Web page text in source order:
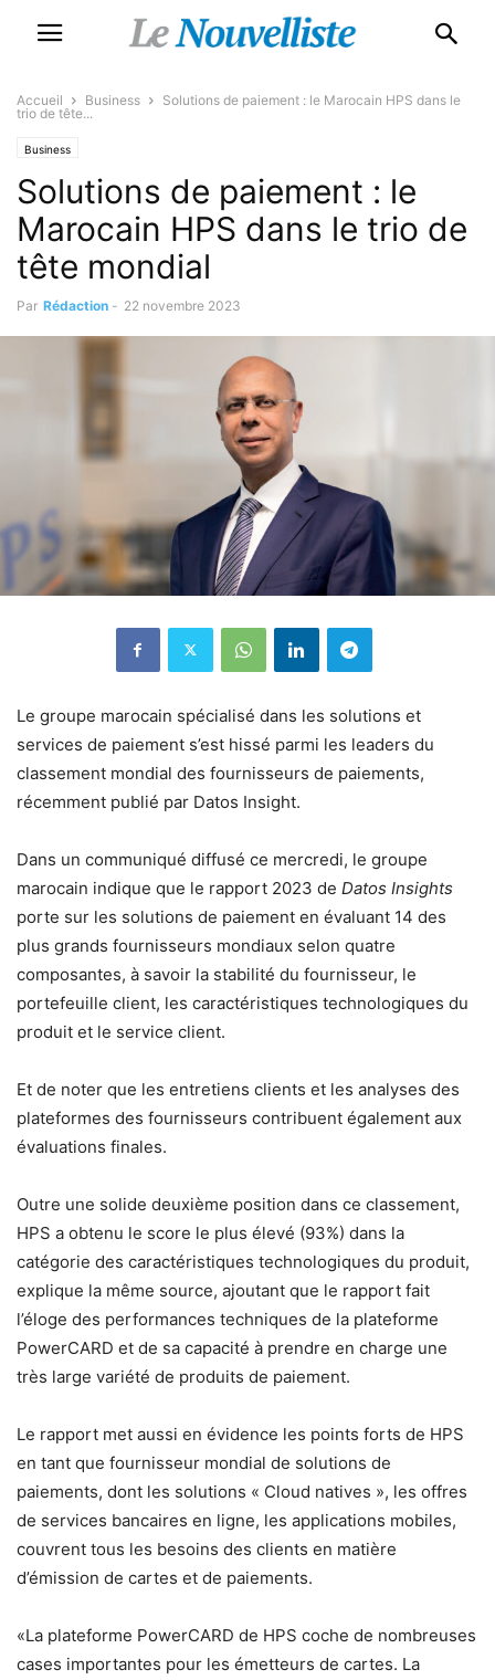
Accueil Business
Solutions de paiement : le Marocain HPS dans le
trio de tête...
Business
Solutions de paiement : le
Marocain HPS dans le trio de
tête mondial
Par Rédaction - 22 novembre 2023
Le groupe marocain spécialisé dans les solutions et
services de paiement s’est hissé parmi les leaders du
classement mondial des fournisseurs de paiements,
récemment publié par Datos Insight.
Dans un communiqué diffusé ce mercredi, le groupe
marocain indique que le rapport 2023 de Datos Insights
porte sur les solutions de paiement en évaluant 14 des
plus grands fournisseurs mondiaux selon quatre
composantes, à savoir la stabilité du fournisseur, le
portefeuille client, les caractéristiques technologiques du
produit et le service client.
Et de noter que les entretiens clients et les analyses des
plateformes des fournisseurs contribuent également aux
évaluations finales.
Outre une solide deuxième position dans ce classement,
HPS a obtenu le score le plus élevé (93%) dans la
catégorie des caractéristiques technologiques du produit,
explique la même source, ajoutant que le rapport fait
l’éloge des performances techniques de la plateforme
PowerCARD et de sa capacité à prendre en charge une
très large variété de produits de paiement.
Le rapport met aussi en évidence les points forts de HPS
en tant que fournisseur mondial de solutions de
paiements, dont les solutions « Cloud natives », les offres
de services bancaires en ligne, les applications mobiles,
couvrent tous les besoins des clients en matière
d’émission de cartes et de paiements.
«La plateforme PowerCARD de HPS coche de nombreuses
cases importantes pour les émetteurs de cartes. La